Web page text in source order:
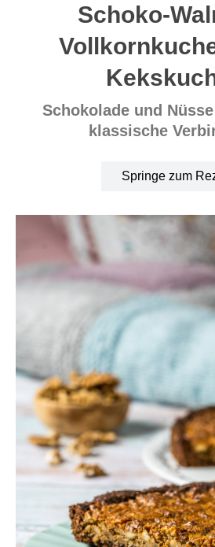
Schoko-
Schokolade und
klassische
Springe zum